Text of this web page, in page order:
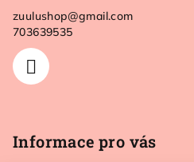
zuulushop@gmail.com
703639535
Informace pro vás